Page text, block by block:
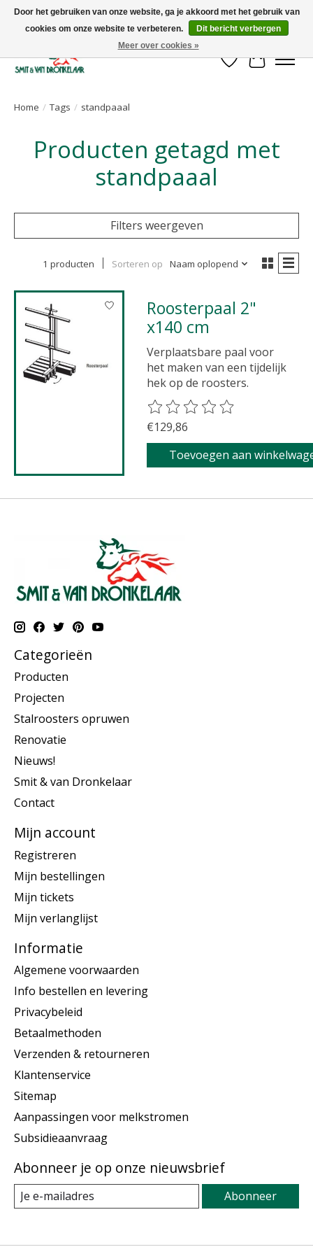
Uw leverancier voor stalinrichtingen en het opruwen van betonvloeren!
Verlanglijst
Home / Tags / standpaaal
Producten getagd met
standpaaal
Filters weergeven
1 producten Sorteren op Naam oplopend
Roosterpaal 2"
x140 cm
Verplaatsbare paal voor
het maken van een tijdelijk
hek op de roosters.
De beoordeling van dit
€129,86
Toevoegen aan
Categorieën
Producten
Projecten
Stalroosters opruwen
Renovatie
Nieuws!
Smit & van Dronkelaar
Contact
Mijn account
Registreren
Mijn bestellingen
Mijn tickets
Mijn verlanglijst
Informatie
Algemene voorwaarden
Info bestellen en levering
Privacybeleid
Betaalmethoden
Verzenden & retourneren
Klantenservice
Sitemap
Aanpassingen voor melkstromen
Subsidieaanvraag
Abonneer je op onze nieuwsbrief
Abonneer
Door het gebruiken van onze website, ga je akkoord met het gebruik van
cookies om onze website te verbeteren.
Dit bericht verbergen
Meer over cookies »